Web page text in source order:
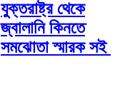
যুক্তরাষ্ট্র থেকে
জ্বালানি কিনতে
সমঝোতা স্মারক সই